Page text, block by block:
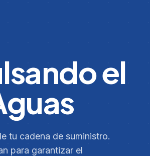
el
tu cadena de suministro.
para garantizar el